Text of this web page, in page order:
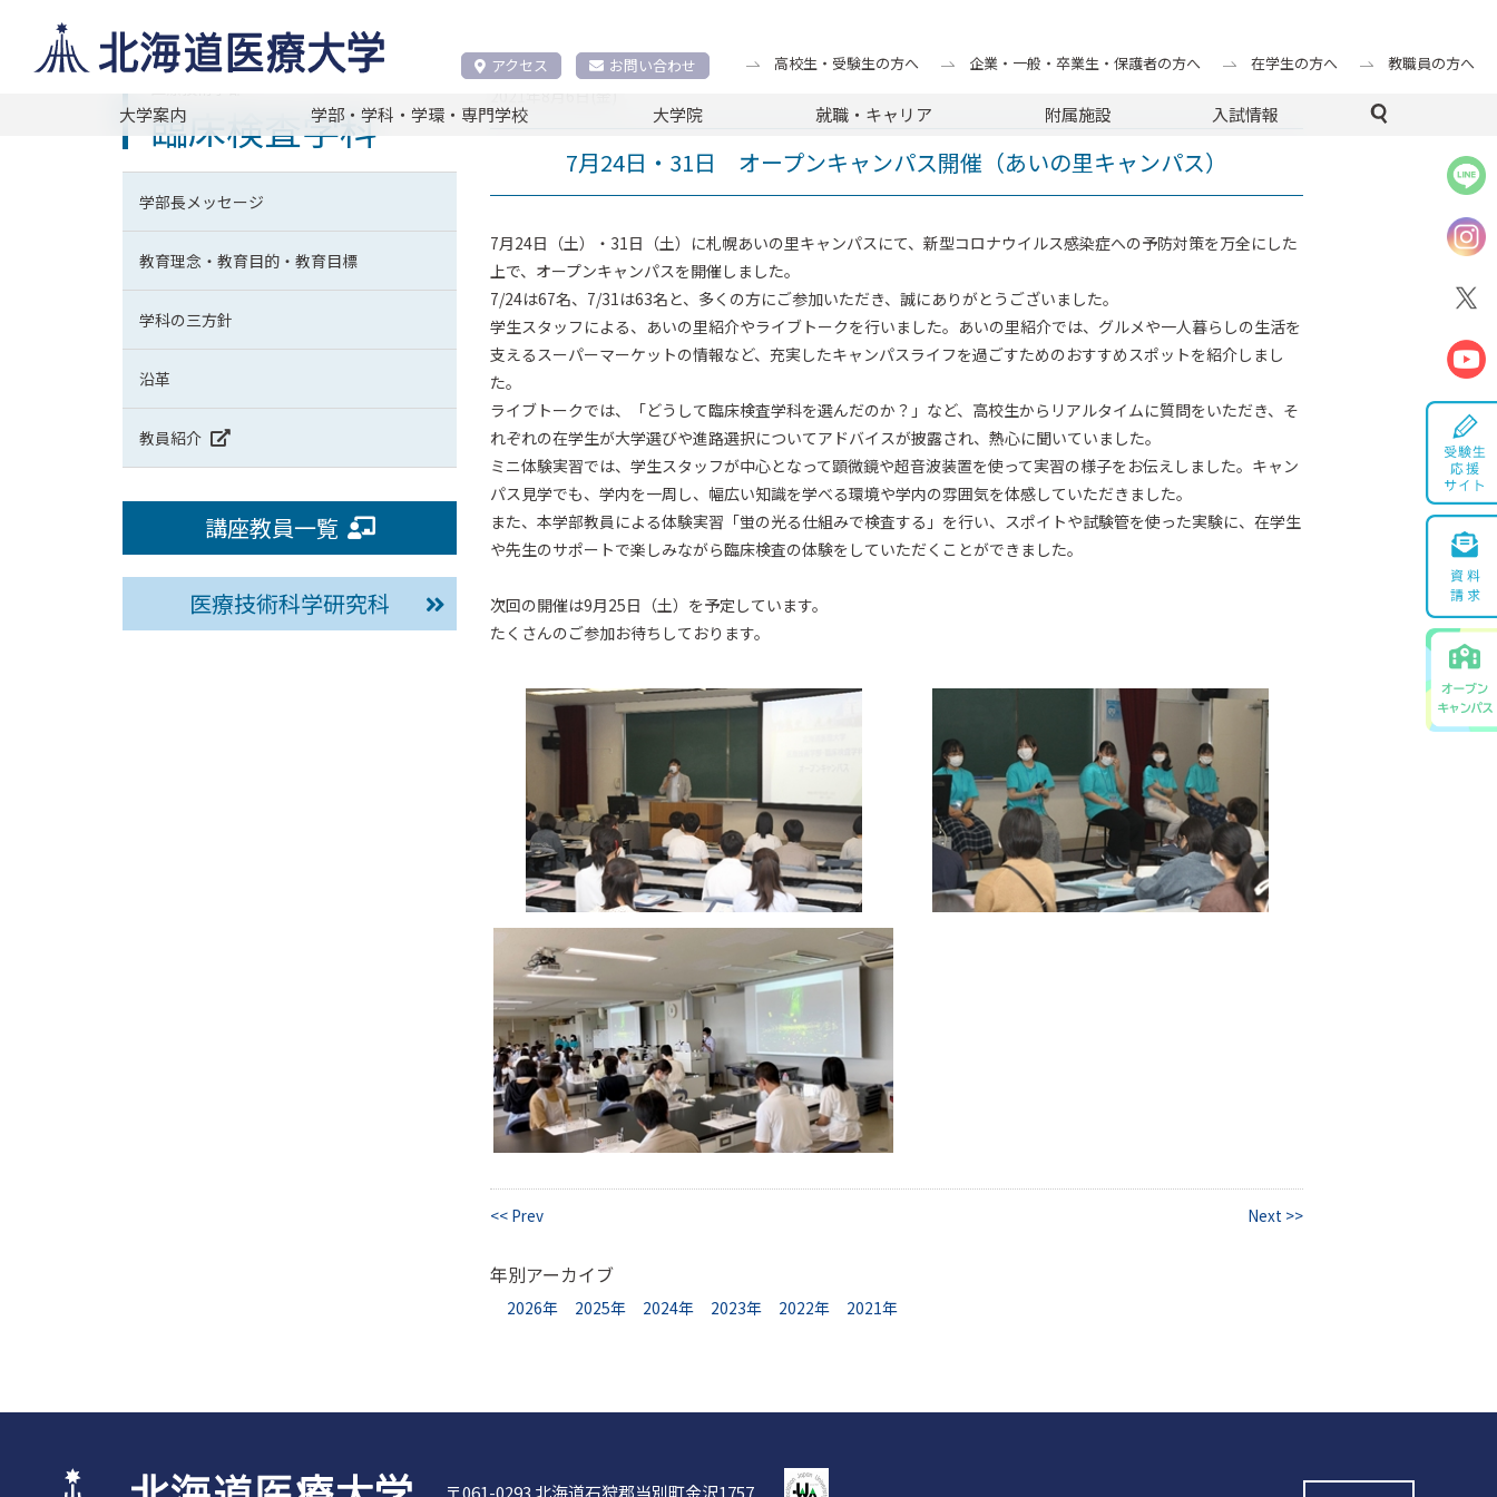
アクセス お問い合わせ 高校生・受験生の方へ 企業・一般・卒業生・保護者の方へ 在学生の方へ 教職員の方へ
大学案内 学部・学科・学環・専門学校 大学院 就職・キャリア 附属施設 入試情報
2021年8月6日(金)
7月24日・31日 オープンキャンパス開催（あいの里キャンパス）
7月24日（土）・31日（土）に札幌あいの里キャンパスにて、新型コロナウイルス感染症への予防対策を万全にした
上で、オープンキャンパスを開催しました。
7/24は67名、7/31は63名と、多くの方にご参加いただき、誠にありがとうございました。
学生スタッフによる、あいの里紹介やライブトークを行いました。あいの里紹介では、グルメや一人暮らしの生活を
支えるスーパーマーケットの情報など、充実したキャンパスライフを過ごすためのおすすめスポットを紹介しまし
た。
ライブトークでは、「どうして臨床検査学科を選んだのか？」など、高校生からリアルタイムに質問をいただき、そ
れぞれの在学生が大学選びや進路選択についてアドバイスが披露され、熱心に聞いていました。
ミニ体験実習では、学生スタッフが中心となって顕微鏡や超音波装置を使って実習の様子をお伝えしました。キャン
パス見学でも、学内を一周し、幅広い知識を学べる環境や学内の雰囲気を体感していただきました。
また、本学部教員による体験実習「蛍の光る仕組みで検査する」を行い、スポイトや試験管を使った実験に、在学生
や先生のサポートで楽しみながら臨床検査の体験をしていただくことができました。
次回の開催は9月25日（土）を予定しています。
たくさんのご参加お待ちしております。
<< Prev Next >>
年別アーカイブ
2026年 2025年 2024年 2023年 2022年 2021年
臨床検査学科
学部長メッセージ
教育理念・教育目的・教育目標
学科の三方針
沿革
教員紹介
講座教員一覧
医療技術科学研究科
〒061-0293 北海道石狩郡当別町金沢1757